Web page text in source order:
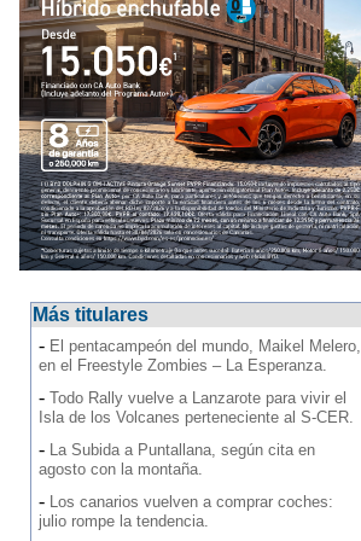
Más titulares
- El pentacampeón del mundo, Maikel Melero,
en el Freestyle Zombies – La Esperanza.
- Todo Rally vuelve a Lanzarote para vivir el
Isla de los Volcanes perteneciente al S-CER.
- La Subida a Puntallana, según cita en
agosto con la montaña.
- Los canarios vuelven a comprar coches:
julio rompe la tendencia.